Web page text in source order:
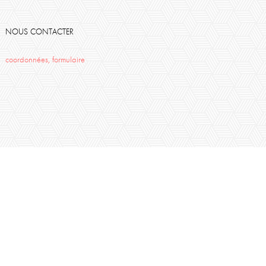
NOUS CONTACTER
coordonnées, formulaire